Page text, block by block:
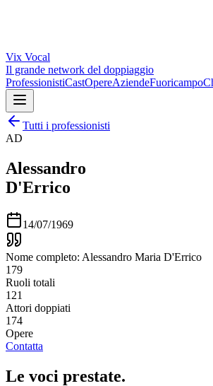
Vix Vocal
Il grande network del doppiaggio
ProfessionistiCastOpereAziendeFuoricampo
Tutti i professionisti
AD
Alessandro
D'Errico
14/07/1969
Nome completo: Alessandro Maria D'Errico
179
Ruoli totali
121
Attori doppiati
174
Opere
Contatta
Le voci prestate.